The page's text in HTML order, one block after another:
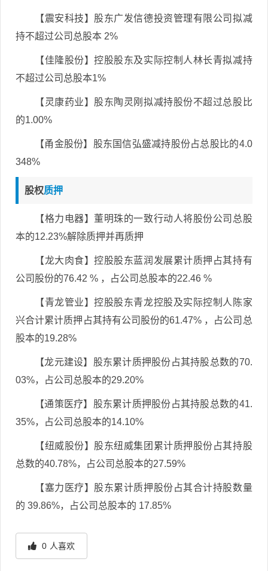
【震安科技】股东广发信德投资管理有限公司拟减
持不超过公司总股本 2%
【佳隆股份】控股股东及实际控制人林长青拟减持
不超过公司总股本1%
【灵康药业】股东陶灵刚拟减持股份不超过总股比
的1.00%
【甬金股份】股东国信弘盛减持股份占总股比的4.0
348%
股权质押
【格力电器】董明珠的一致行动人将股份公司总股
本的12.23%解除质押并再质押
【龙大肉食】控股股东蓝润发展累计质押占其持有
公司股份的76.42 % ，占公司总股本的22.46 %
【青龙管业】控股股东青龙控股及实际控制人陈家
兴合计累计质押占其持有公司股份的61.47% ，占公司总
股本的19.28%
【龙元建设】股东累计质押股份占其持股总数的70.
03%，占公司总股本的29.20%
【通策医疗】股东累计质押股份占其持股总数的41.
35%，占公司总股本的14.10%
【纽威股份】股东纽威集团累计质押股份占其持股
总数的40.78%，占公司总股本的27.59%
【塞力医疗】股东累计质押股份占其合计持股数量
的 39.86%，占公司总股本的 17.85%
0 人喜欢